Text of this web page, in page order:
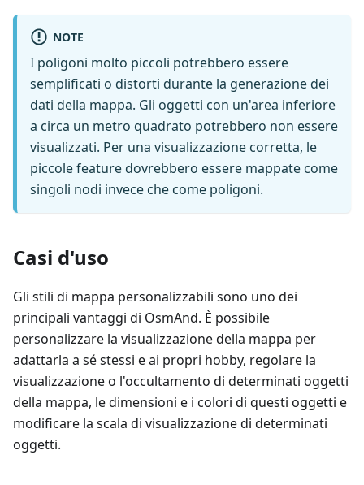
NOTE
I poligoni molto piccoli potrebbero essere
semplificati o distorti durante la generazione dei
dati della mappa. Gli oggetti con un'area inferiore
a circa un metro quadrato potrebbero non essere
visualizzati. Per una visualizzazione corretta, le
piccole feature dovrebbero essere mappate come
singoli nodi invece che come poligoni.
Casi d'uso
Gli stili di mappa personalizzabili sono uno dei
principali vantaggi di OsmAnd. È possibile
personalizzare la visualizzazione della mappa per
adattarla a sé stessi e ai propri hobby, regolare la
visualizzazione o l'occultamento di determinati oggetti
della mappa, le dimensioni e i colori di questi oggetti e
modificare la scala di visualizzazione di determinati
oggetti.